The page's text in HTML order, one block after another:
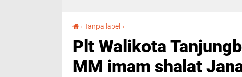
›Tanpa label ›
Plt Walikota
MM imam shalat